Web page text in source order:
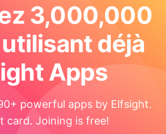
3,000,000
déjà
Apps
powerful apps by Elfsight.
card. Joining is free!